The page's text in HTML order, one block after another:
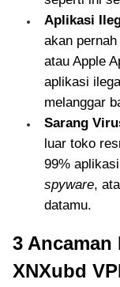
Aplikasi
akan
atau Apple
aplikasi
melanggar
Sarang
luar toko
99%
spyware,
datamu.
3 Ancaman
XNXubd